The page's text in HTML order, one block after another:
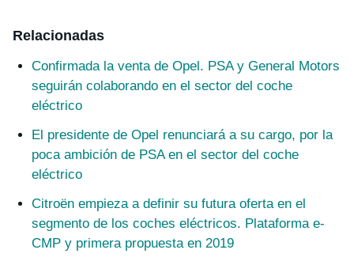
Relacionadas
Confirmada la venta de Opel. PSA y General Motors
seguirán colaborando en el sector del coche
eléctrico
El presidente de Opel renunciará a su cargo, por la
poca ambición de PSA en el sector del coche
eléctrico
Citroën empieza a definir su futura oferta en el
segmento de los coches eléctricos. Plataforma e-
CMP y primera propuesta en 2019